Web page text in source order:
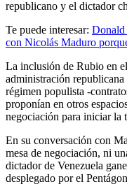
republicano y el dictador
Te puede interesar: Donald
con Nicolás Maduro
La inclusión de Rubio en
administración republicana
régimen populista -
proponían en otros
negociación para iniciar la
En su conversación con
mesa de negociación, ni
dictador de Venezuela
desplegado por el